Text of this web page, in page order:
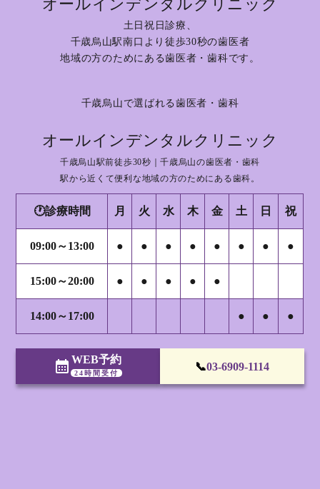
オールインデンタルクリニック
土日祝日診療、
千歳烏山駅南口より徒歩30秒の歯医者
地域の方のためにある歯医者・歯科です。
千歳烏山で選ばれる歯医者・歯科
オールインデンタルクリニック
千歳烏山駅前徒歩30秒｜千歳烏山の歯医者・歯科
駅から近くて便利な地域の方のためにある歯科。
🕐診療時間 月 火 水 木 金 土 日 祝
09:00～13:00 ● ● ● ● ● ● ● ●
15:00～20:00 ● ● ● ● ●
14:00～17:00 ● ● ●
calendar_monthWEB予約
24時間受付
📞03-6909-1114